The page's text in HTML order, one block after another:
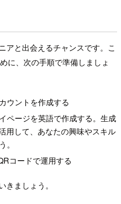
アと出会えるチャンスです。こ
に、次の手順で準備しましょ
ウントを作成する
ページを英語で作成する。生成
用して、あなたの興味やスキル
。
コードで運用する
ましょう。